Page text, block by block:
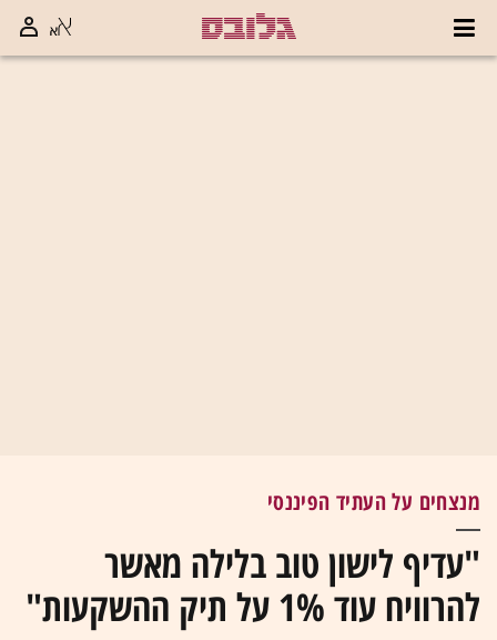
מנצחים על העתיד הפיננסי
"עדיף לישון טוב בלילה מאשר
להרוויח עוד 1% על תיק ההשקעות"